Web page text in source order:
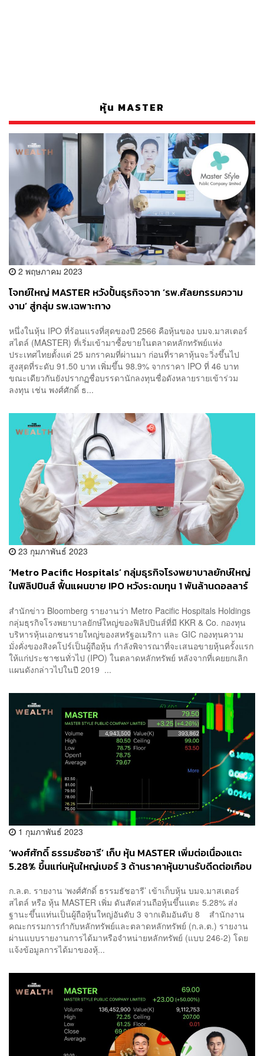
หุ้น MASTER
2 พฤษภาคม 2023
โจทย์ใหญ่ MASTER หวังปั้นธุรกิจจาก ‘รพ.ศัลยกรรมความ
งาม’ สู่กลุ่ม รพ.เฉพาะทาง
หนึ่งในหุ้น IPO ที่ร้อนแรงที่สุดของปี 2566 คือหุ้นของ บมจ.มาสเตอร์
สไตล์ (MASTER) ที่เริ่มเข้ามาซื้อขายในตลาดหลักทรัพย์แห่ง
ประเทศไทยตั้งแต่ 25 มกราคมที่ผ่านมา ก่อนที่ราคาหุ้นจะวิ่งขึ้นไป
สูงสุดที่ระดับ 91.50 บาท เพิ่มขึ้น 98.9% จากราคา IPO ที่ 46 บาท
ขณะเดียวกันยังปรากฏชื่อบรรดานักลงทุนชื่อดังหลายรายเข้าร่วม
ลงทุน เช่น พงศ์ศักดิ์ ธ...
23 กุมภาพันธ์ 2023
‘Metro Pacific Hospitals’ กลุ่มธุรกิจโรงพยาบาลยักษ์ใหญ่
ในฟิลิปปินส์ ฟื้นแผนขาย IPO หวังระดมทุน 1 พันล้านดอลลาร์
สำนักข่าว Bloomberg รายงานว่า Metro Pacific Hospitals Holdings
กลุ่มธุรกิจโรงพยาบาลยักษ์ใหญ่ของฟิลิปปินส์ที่มี KKR & Co. กองทุน
บริหารหุ้นเอกชนรายใหญ่ของสหรัฐอเมริกา และ GIC กองทุนความ
มั่งคั่งของสิงคโปร์เป็นผู้ถือหุ้น กำลังพิจารณาที่จะเสนอขายหุ้นครั้งแรก
ให้แก่ประชาชนทั่วไป (IPO) ในตลาดหลักทรัพย์ หลังจากที่เคยยกเลิก
แผนดังกล่าวไปในปี 2019 ...
1 กุมภาพันธ์ 2023
‘พงศ์ศักดิ์ ธรรมธัชอารี’ เก็บ หุ้น MASTER เพิ่มต่อเนื่องแตะ
5.28% ขึ้นแท่นหุ้นใหญ่เบอร์ 3 ด้านราคาหุ้นขานรับดีดต่อเกือบ
ก.ล.ต. รายงาน ‘พงศ์ศักดิ์ ธรรมธัชอารี’ เข้าเก็บหุ้น บมจ.มาสเตอร์
สไตล์ หรือ หุ้น MASTER เพิ่ม ดันสัดส่วนถือหุ้นขึ้นแตะ 5.28% ส่ง
ฐานะขึ้นแท่นเป็นผู้ถือหุ้นใหญ่อันดับ 3 จากเดิมอันดับ 8 สำนักงาน
คณะกรรมการกำกับหลักทรัพย์และตลาดหลักทรัพย์ (ก.ล.ต.) รายงาน
ผ่านแบบรายงานการได้มาหรือจำหน่ายหลักทรัพย์ (แบบ 246-2) โดย
แจ้งข้อมูลการได้มาของหุ้...